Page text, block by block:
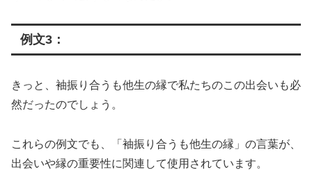
例文3：
きっと、袖振り合うも他生の縁で私たちのこの出会いも必
然だったのでしょう。
これらの例文でも、「袖振り合うも他生の縁」の言葉が、
出会いや縁の重要性に関連して使用されています。